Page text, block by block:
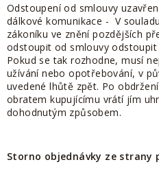
Odstoupení od smlouvy
dálkové komunikace - V
zákoníku ve znění pozdějších
odstoupit od smlouvy
Pokud se tak rozhodne, musí
užívání nebo opotřebování, v
uvedené lhůtě zpět. Po
obratem kupujícímu vrátí jím
dohodnutým způsobem.
Storno objednávky ze strany